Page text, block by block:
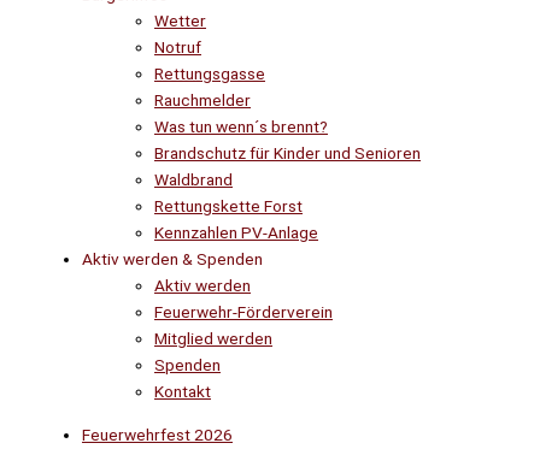
Wetter
Notruf
Rettungsgasse
Rauchmelder
Was tun wenn´s brennt?
Brandschutz für Kinder und Senioren
Waldbrand
Rettungskette Forst
Kennzahlen PV-Anlage
Aktiv werden & Spenden
Aktiv werden
Feuerwehr-Förderverein
Mitglied werden
Spenden
Kontakt
Feuerwehrfest 2026